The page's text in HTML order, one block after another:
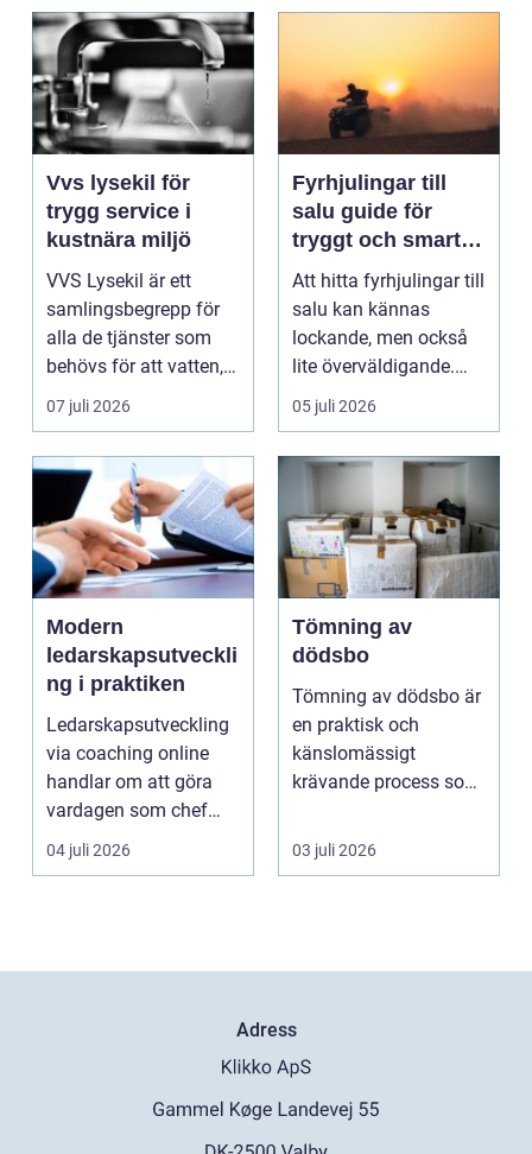
Vvs lysekil för
trygg service i
kustnära miljö
VVS Lysekil är ett
samlingsbegrepp för
alla de tjänster som
behövs för att vatten,
värme och avlopp ...
07 juli 2026
Fyrhjulingar till
salu guide för
tryggt och smart
köp
Att hitta fyrhjulingar till
salu kan kännas
lockande, men också
lite överväldigande.
Utbudet är stor...
05 juli 2026
Modern
ledarskapsutveckli
ng i praktiken
Ledarskapsutveckling
via coaching online
handlar om att göra
vardagen som chef
både mer h...
04 juli 2026
Tömning av
dödsbo
Tömning av dödsbo är
en praktisk och
känslomässigt
krävande process som
gång ell...
03 juli 2026
Adress